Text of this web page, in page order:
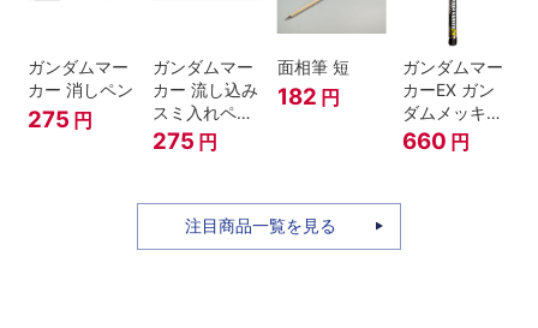
ガンダムマー
カー 消しペン
275 円
ガンダムマー
カー 流し込み
スミ入れペン
ブラック
275 円
面相筆 短
182 円
ガンダムマー
カーEX ガン
ダムメッキシ
ルバー
660 円
注目商品一覧を見る